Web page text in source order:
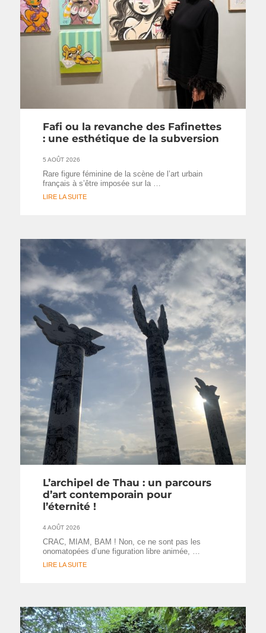
Fafi ou la revanche des Fafinettes
: une esthétique de la subversion
5 AOÛT 2026
Rare figure féminine de la scène de l’art urbain
français à s’être imposée sur la …
LIRE LA SUITE
L’archipel de Thau : un parcours
d’art contemporain pour
l’éternité !
4 AOÛT 2026
CRAC, MIAM, BAM ! Non, ce ne sont pas les
onomatopées d’une figuration libre animée, …
LIRE LA SUITE